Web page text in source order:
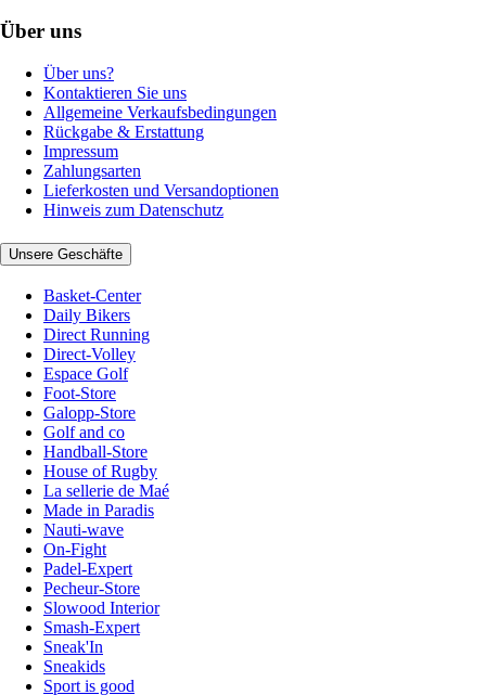
Über uns
Über uns?
Kontaktieren Sie uns
Allgemeine Verkaufsbedingungen
Rückgabe & Erstattung
Impressum
Zahlungsarten
Lieferkosten und Versandoptionen
Hinweis zum Datenschutz
Unsere Geschäfte
Basket-Center
Daily Bikers
Direct Running
Direct-Volley
Espace Golf
Foot-Store
Galopp-Store
Golf and co
Handball-Store
House of Rugby
La sellerie de Maé
Made in Paradis
Nauti-wave
On-Fight
Padel-Expert
Pecheur-Store
Slowood Interior
Smash-Expert
Sneak'In
Sneakids
Sport is good